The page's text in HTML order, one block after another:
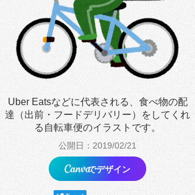
Uber Eatsなどに代表される、食べ物の配
達（出前・フードデリバリー）をしてくれ
る自転車便のイラストです。
公開日：2019/02/21
でデザイン